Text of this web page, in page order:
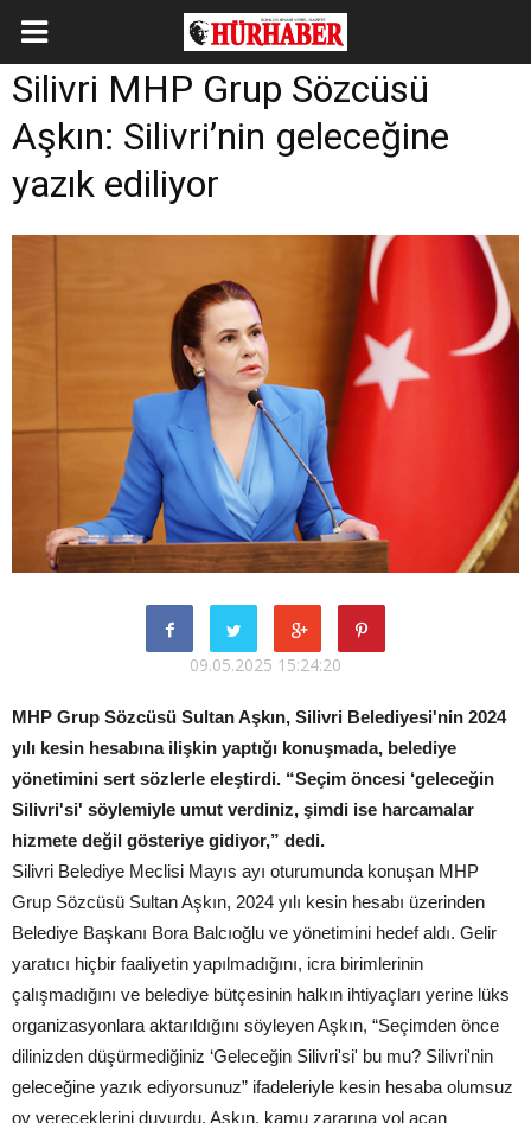
Silivri MHP Grup Sözcüsü
Aşkın: Silivri’nin geleceğine
yazık ediliyor
09.05.2025 15:24:20
MHP Grup Sözcüsü Sultan Aşkın, Silivri Belediyesi'nin 2024
yılı kesin hesabına ilişkin yaptığı konuşmada, belediye
yönetimini sert sözlerle eleştirdi. “Seçim öncesi ‘geleceğin
Silivri'si' söylemiyle umut verdiniz, şimdi ise harcamalar
hizmete değil gösteriye gidiyor,” dedi.
Silivri Belediye Meclisi Mayıs ayı oturumunda konuşan MHP
Grup Sözcüsü Sultan Aşkın, 2024 yılı kesin hesabı üzerinden
Belediye Başkanı Bora Balcıoğlu ve yönetimini hedef aldı. Gelir
yaratıcı hiçbir faaliyetin yapılmadığını, icra birimlerinin
çalışmadığını ve belediye bütçesinin halkın ihtiyaçları yerine lüks
organizasyonlara aktarıldığını söyleyen Aşkın, “Seçimden önce
dilinizden düşürmediğiniz ‘Geleceğin Silivri'si' bu mu? Silivri'nin
geleceğine yazık ediyorsunuz” ifadeleriyle kesin hesaba olumsuz
oy vereceklerini duyurdu. Aşkın, kamu zararına yol açan